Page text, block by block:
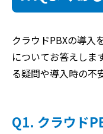
クラウドPBXの導入
についてお答えします
る疑問や導入時の不
Q1. クラウド